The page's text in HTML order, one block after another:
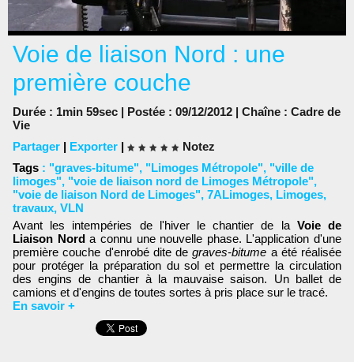
Voie de liaison Nord : une
première couche
Durée : 1min 59sec | Postée : 09/12/2012 | Chaîne : Cadre de
Vie
Partager | Exporter |
Notez
Tags : "graves-bitume", "Limoges Métropole", "ville de
limoges", "voie de liaison nord de Limoges Métropole",
"voie de liaison Nord de Limoges", 7ALimoges, Limoges,
travaux, VLN
Avant les intempéries de l'hiver le chantier de la Voie de
Liaison Norda connu une nouvelle phase. L'application d'une
première couche d'enrobé dite degraves-bitume a été réalisée
pour protéger la préparation du sol et permettre la circulation
des engins de chantier à la mauvaise saison. Un ballet de
camions et d'engins de toutes sortes à pris place sur le tracé.
En savoir +